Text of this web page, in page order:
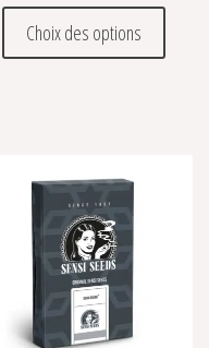
plusieurs variations. Les
Choix des options
Ce